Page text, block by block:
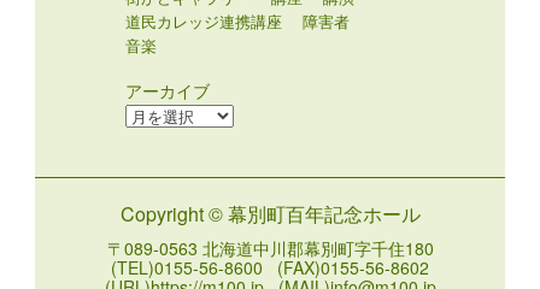
道民カレッジ連携講座
障害者
音楽
アーカイブ
ア
ブ
Copyright © 幕別町百年記念ホール
〒089-0563 北海道中川郡幕別町字千住180
(TEL)0155-56-8600 (FAX)0155-56-8602